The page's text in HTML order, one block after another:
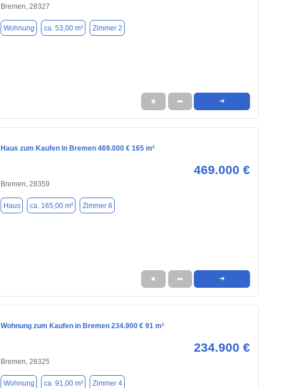
Bremen, 28327
Wohnung ca. 53,00 m² Zimmer 2
★ ➦ ➜
Haus zum Kaufen in Bremen 469.000 € 165 m²
469.000 €
Bremen, 28359
Haus ca. 165,00 m² Zimmer 6
★ ➦ ➜
Wohnung zum Kaufen in Bremen 234.900 € 91 m²
234.900 €
Bremen, 28325
Wohnung ca. 91,00 m² Zimmer 4